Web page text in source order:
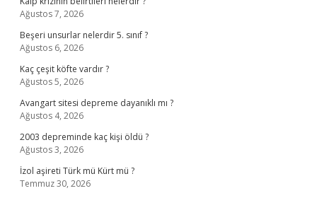
Ağustos 7, 2026
Beşeri unsurlar nelerdir 5. sınıf ?
Ağustos 6, 2026
Kaç çeşit köfte vardır ?
Ağustos 5, 2026
Avangart sitesi depreme dayanıklı mı ?
Ağustos 4, 2026
2003 depreminde kaç kişi öldü ?
Ağustos 3, 2026
İzol aşireti Türk mü Kürt mü ?
Temmuz 30, 2026